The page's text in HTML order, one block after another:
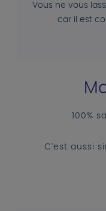
Vous ne vous
car il est
100%
C'est aussi